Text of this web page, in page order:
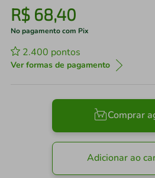
R$ 68,40
No pagamento com Pix
2.400 pontos
Ver formas de pagamento
Comprar
Adicionar ao